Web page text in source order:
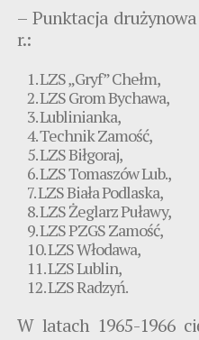
– Punktacja
r.:
LZS „Gryf” Chełm,
LZS Grom Bychawa,
Lublinianka,
Technik Zamość,
LZS Biłgoraj,
LZS Tomaszów Lub.,
LZS Biała Podlaska,
LZS Żeglarz Puławy,
LZS PZGS Zamość,
LZS Włodawa,
LZS Lublin,
LZS Radzyń.
W latach 1965-1966